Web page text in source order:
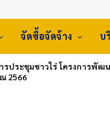
จัดซื้อจัดจ้าง บ
รประชุมชาวไร่ โครงการพั
2566